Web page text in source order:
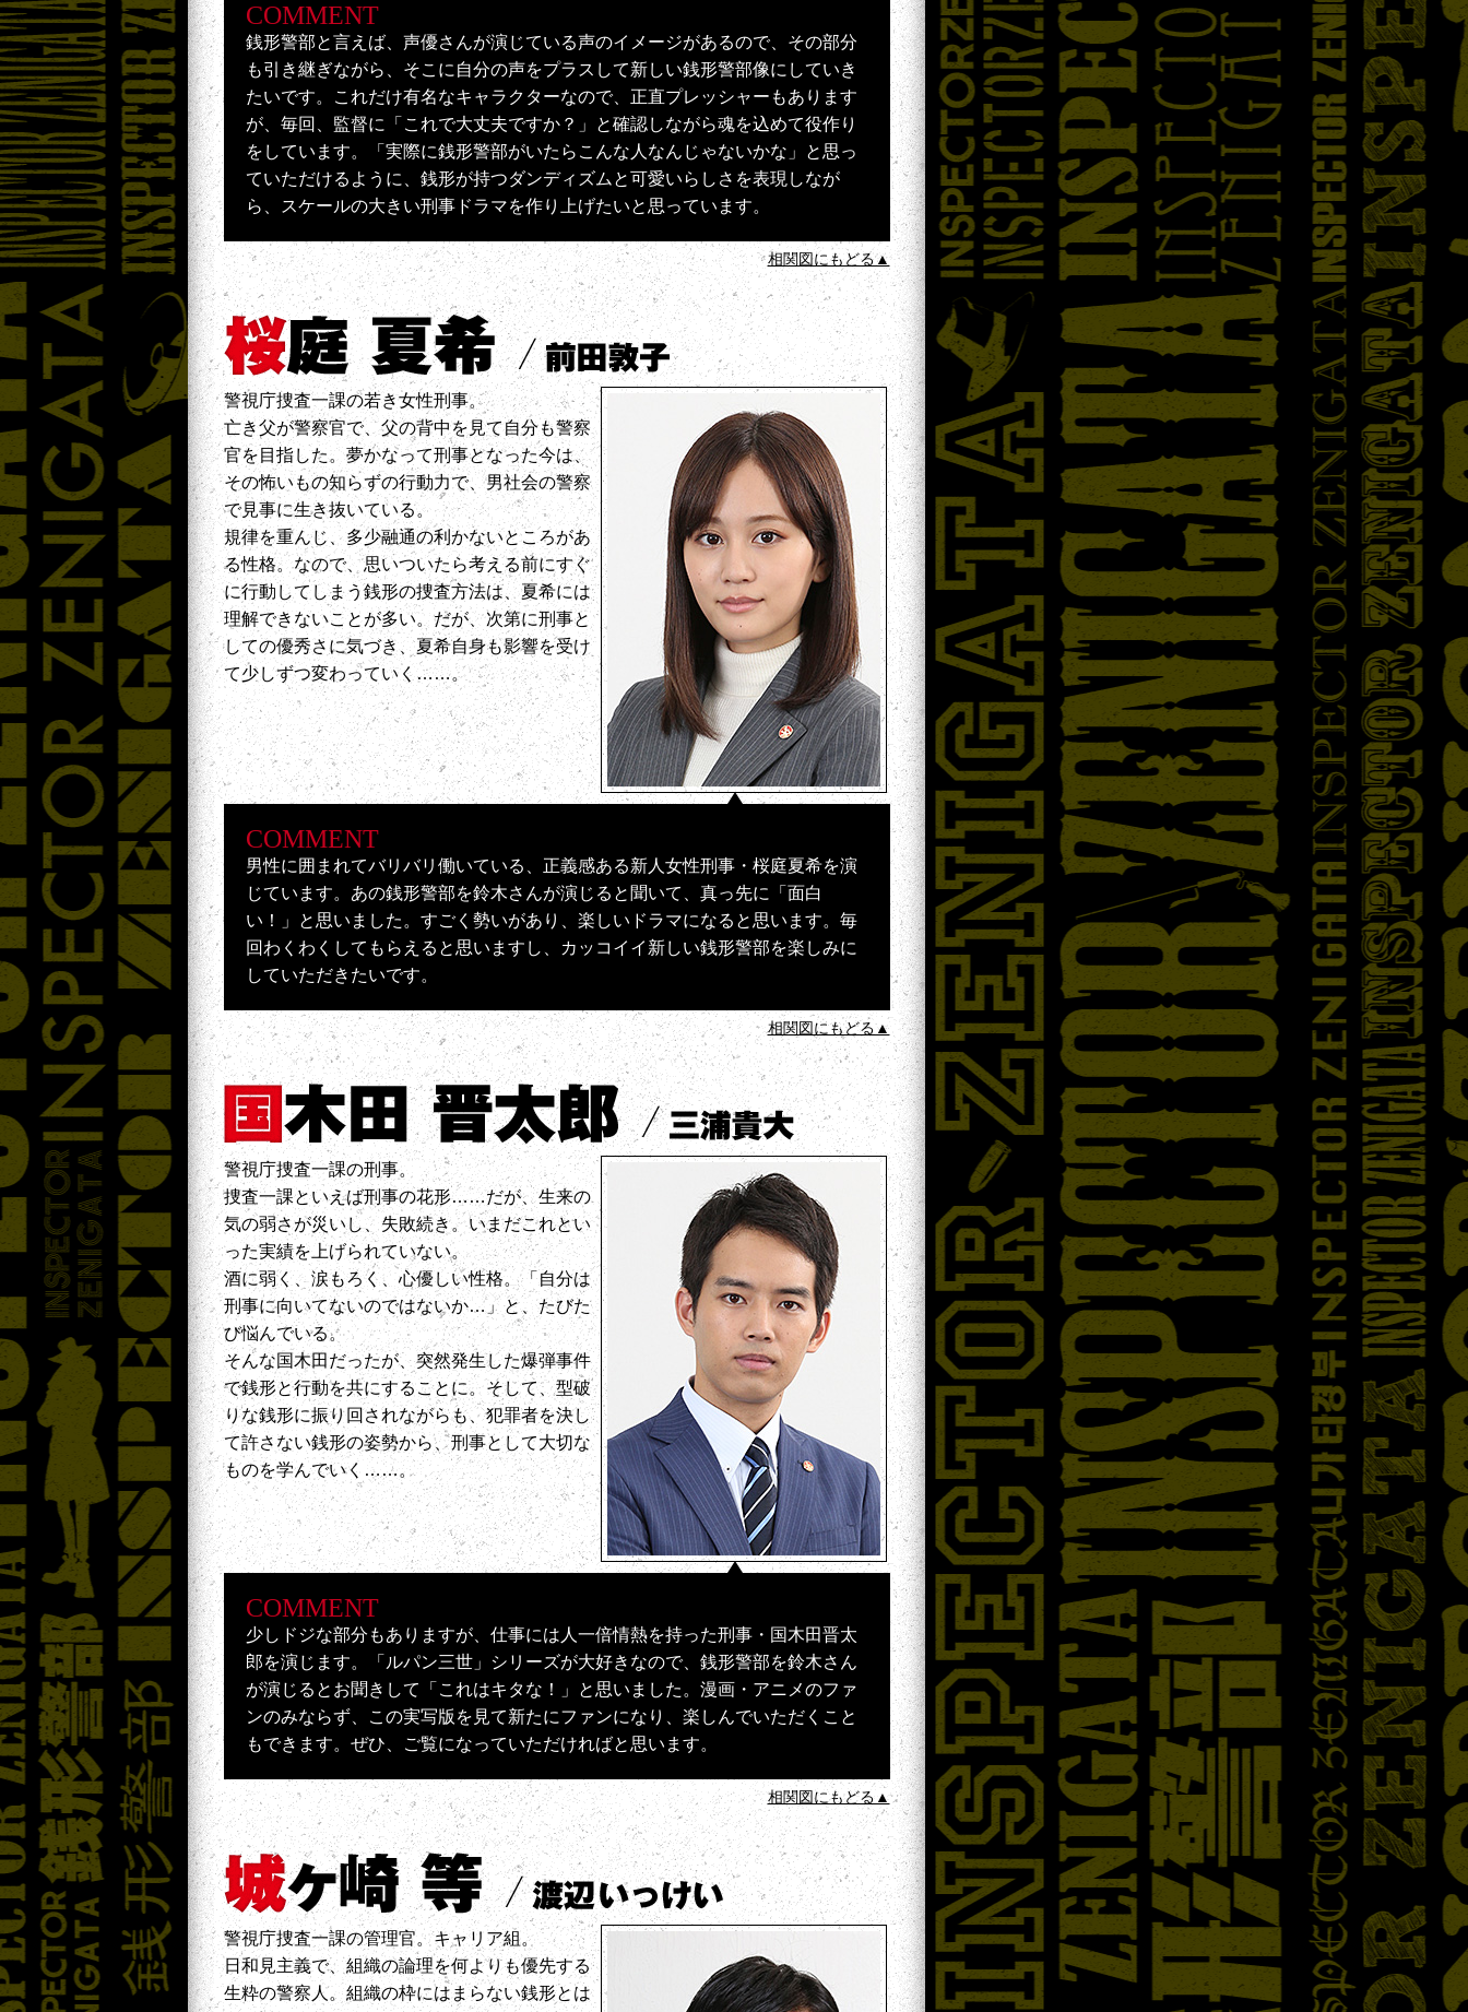
COMMENT
銭形警部と言えば、声優さんが演じている声のイメージがあるので、その部分
も引き継ぎながら、そこに自分の声をプラスして新しい銭形警部像にしていき
たいです。これだけ有名なキャラクターなので、正直プレッシャーもあります
が、毎回、監督に「これで大丈夫ですか？」と確認しながら魂を込めて役作り
をしています。「実際に銭形警部がいたらこんな人なんじゃないかな」と思っ
ていただけるように、銭形が持つダンディズムと可愛いらしさを表現しなが
ら、スケールの大きい刑事ドラマを作り上げたいと思っています。
相関図にもどる▲
警視庁捜査一課の若き女性刑事。
亡き父が警察官で、父の背中を見て自分も警察
官を目指した。夢かなって刑事となった今は、
その怖いもの知らずの行動力で、男社会の警察
で見事に生き抜いている。
規律を重んじ、多少融通の利かないところがあ
る性格。なので、思いついたら考える前にすぐ
に行動してしまう銭形の捜査方法は、夏希には
理解できないことが多い。だが、次第に刑事と
しての優秀さに気づき、夏希自身も影響を受け
て少しずつ変わっていく……。
COMMENT
男性に囲まれてバリバリ働いている、正義感ある新人女性刑事・桜庭夏希を演
じています。あの銭形警部を鈴木さんが演じると聞いて、真っ先に「面白
い！」と思いました。すごく勢いがあり、楽しいドラマになると思います。毎
回わくわくしてもらえると思いますし、カッコイイ新しい銭形警部を楽しみに
していただきたいです。
相関図にもどる▲
警視庁捜査一課の刑事。
捜査一課といえば刑事の花形……だが、生来の
気の弱さが災いし、失敗続き。いまだこれとい
った実績を上げられていない。
酒に弱く、涙もろく、心優しい性格。「自分は
刑事に向いてないのではないか…」と、たびた
び悩んでいる。
そんな国木田だったが、突然発生した爆弾事件
で銭形と行動を共にすることに。そして、型破
りな銭形に振り回されながらも、犯罪者を決し
て許さない銭形の姿勢から、刑事として大切な
ものを学んでいく……。
COMMENT
少しドジな部分もありますが、仕事には人一倍情熱を持った刑事・国木田晋太
郎を演じます。「ルパン三世」シリーズが大好きなので、銭形警部を鈴木さん
が演じるとお聞きして「これはキタな！」と思いました。漫画・アニメのファ
ンのみならず、この実写版を見て新たにファンになり、楽しんでいただくこと
もできます。ぜひ、ご覧になっていただければと思います。
相関図にもどる▲
警視庁捜査一課の管理官。キャリア組。
日和見主義で、組織の論理を何よりも優先する
生粋の警察人。組織の枠にはまらない銭形とは